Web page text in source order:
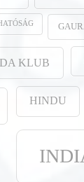
KLUB
HINDU